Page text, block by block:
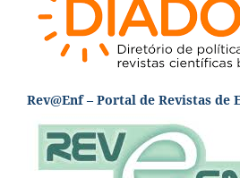
Rev@Enf – Portal de Revistas de